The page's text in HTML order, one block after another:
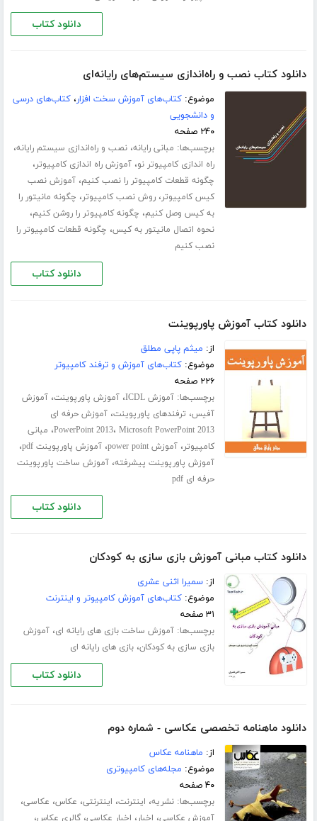
دانلود کتاب
دانلود کتاب نصب و راه‌اندازی سیستم‌های رایانه‌ای
موضوع:کتاب‌های آموزش سخت افزار،کتاب‌های درسی
و دانشجویی
۲۴۰ صفحه
برچسب‌ها: مبانی رایانه،نصب و راه‌اندازی سیستم‌ رایانه‌،
راه اندازی کامپیوتر نو،آموزش راه اندازی کامپیوتر،
چگونه قطعات کامپیوتر را نصب کنیم،آموزش نصب
کیس کامپیوتر،روش نصب کامپیوتر، چگونه مانیتور را
به کیس وصل کنیم، چگونه کامپیوتر را روشن کنیم،
نحوه اتصال مانیتور به کیس، چگونه قطعات کامپیوتر را
نصب کنیم
دانلود کتاب
دانلود کتاب آموزش پاورپوینت
از: میثم پاپی مطلق
موضوع:کتاب‌های آموزش و ترفند کامپیوتر
۲۲۶ صفحه
برچسب‌ها:آموزش ICDL ،آموزش پاورپوینت،آموزش
آفیس، ترفندهای پاورپوینت،آموزش حرفه ای
PowerPoint 2013، Microsoft PowerPoint 2013 ، مبانی
کامپیوتر،آموزش power point ،آموزش پاورپوینت pdf ،
آموزش پاورپوینت پیشرفته،آموزش ساخت پاورپوینت
حرفه ای pdf
دانلود کتاب
دانلود کتاب مبانی آموزش بازی سازی به کودکان
از:سمیرا اثنی عشری
موضوع:کتاب‌های آموزش کامپیوتر و اینترنت
۳۱ صفحه
برچسب‌ها:آموزش ساخت بازی های رایانه ای،آموزش
بازی سازی به کودکان،بازی های رایانه ای
دانلود کتاب
دانلود ماهنامه تخصصی عکاسی - شماره دوم
از: ماهنامه عکاس
موضوع: مجله‌های کامپیوتری
۴۰ صفحه
برچسب‌ها:نشریه، اینترنت، اینترنتی، عکاس، عکاسی،
آموزش عکاسی، اخبار، اخبار عکاسی،گالری عکاس،